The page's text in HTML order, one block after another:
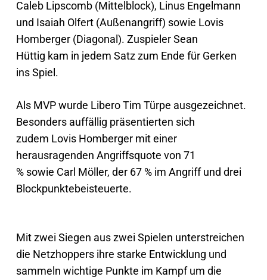
Caleb Lipscomb (Mittelblock), Linus Engelmann
und Isaiah Olfert (Außenangriff) sowie Lovis
Homberger (Diagonal). Zuspieler Sean
Hüttig kam in jedem Satz zum Ende für Gerken
ins Spiel.
Als MVP wurde Libero Tim Türpe ausgezeichnet.
Besonders auffällig präsentierten sich
zudem Lovis Homberger mit einer
herausragenden Angriffsquote von 71
% sowie Carl Möller, der 67 % im Angriff und drei
Blockpunktebeisteuerte.
Mit zwei Siegen aus zwei Spielen unterstreichen
die Netzhoppers ihre starke Entwicklung und
sammeln wichtige Punkte im Kampf um die